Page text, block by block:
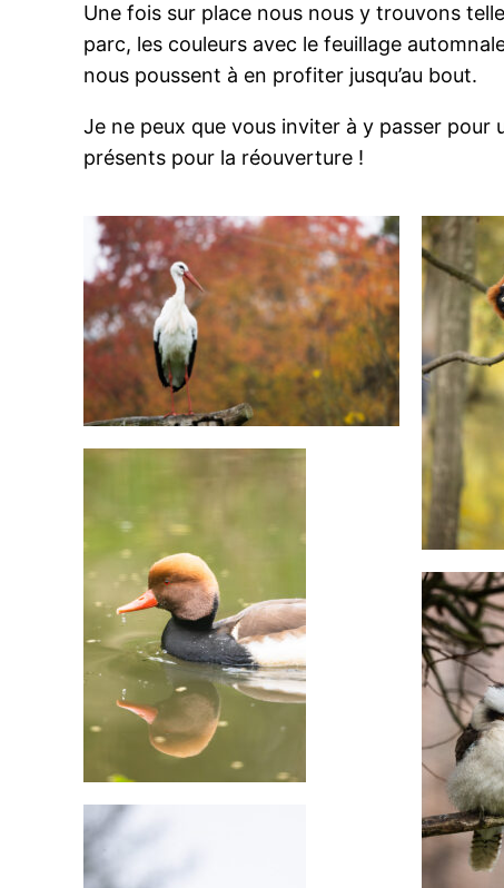
Une fois sur place nous nous y trouvons
parc, les couleurs avec le feuillage
nous poussent à en profiter jusqu’au bout.
Je ne peux que vous inviter à y passer
présents pour la réouverture !